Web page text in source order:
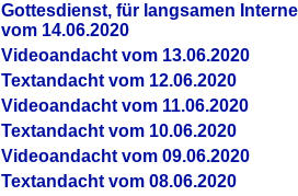
Gottesdienst, für langsamen
vom 14.06.2020
Videoandacht vom 13.06.2020
Textandacht vom 12.06.2020
Videoandacht vom 11.06.2020
Textandacht vom 10.06.2020
Videoandacht vom 09.06.2020
Textandacht vom 08.06.2020